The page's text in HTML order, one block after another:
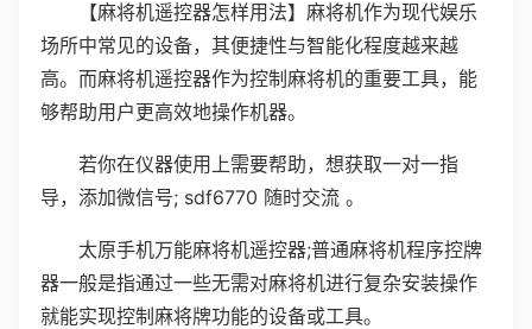
【麻将机遥控器怎样用法】麻将机作为现代娱乐
场所中常见的设备，其便捷性与智能化程度越来越
高。而麻将机遥控器作为控制麻将机的重要工具，能
够帮助用户更高效地操作机器。
若你在仪器使用上需要帮助，想获取一对一指
导，添加微信号; sdf6770 随时交流 。
太原手机万能麻将机遥控器;普通麻将机程序控牌
器一般是指通过一些无需对麻将机进行复杂安装操作
就能实现控制麻将牌功能的设备或工具。